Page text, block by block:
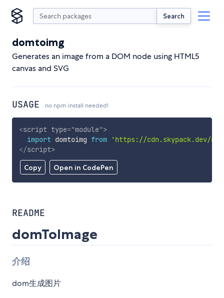
Search
domtoimg
Generates an image from a DOM node using HTML5
canvas and SVG
USAGE no npm install needed!
Copy Open in CodePen
<script type="module">
import domtoimg from
'https://cdn.skypack.dev/
</script>
README
domToImage
介绍
dom生成图片